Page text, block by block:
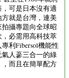
可是日本沒有適
就是台灣，連美
攝專題向全球昭
必需用高科技萃
利Fibersol機能性
人蔘三合一的綠
而且在簡單配方